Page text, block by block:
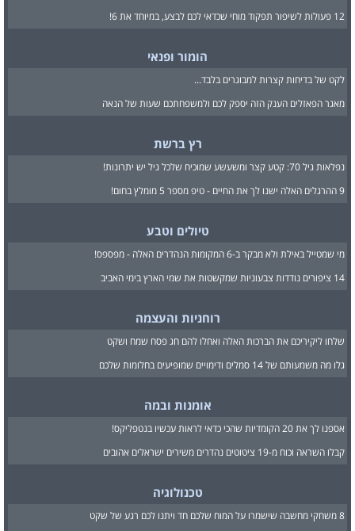
12 פעולות לשיפור תפקוד מוחי שכדאי לכם לבצע, במיוחד את 6!
הומור ופנאי
לקט של בדיחות קצרות למבוגרים בלבד...
מאגר הפאזלים הענק הזה יספק לכם ולמשפחתכם שעות של הנאה
רץ ברשת
נפלאות גיל 70: קטע קצר ומשעשע שמוכיח שלכל גיל יש יתרונות!
9 ההרגלים האלה ישנו לך את החיים - טיפ מספר 5 מומלץ בחום!
טיולים וטבע
מי שמטייל באילת ולא מבקר ב-6 המקומות הנהדרים האלה - מפספס!
14 ציפורים נודדות צבעוניות שמקשטות את שמי הארץ בימי האביב
רוחניות והעצמה
שלחו ליקיריכם את הברכות האלה ואחלו להם חג פסח שמח ושקט
גלו מה משמעותם של 14 סמלים ודימויים שמופיעים בחלומות שלכם
אומנות ובמה
אספנו לך את 20 הקומדיות שהכי כדאי לראות עכשיו בנטפליקס!
קבלו השראה וכוח מ-19 ציטוטים נהדרים משירים ישראלים אהובים
טכנולוגיה
8 משחקי מחשבה שישמרו על המוח שלכם חד ויתנו לכם רגע של שקט